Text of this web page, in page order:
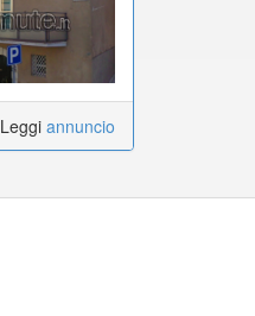
Leggi annuncio